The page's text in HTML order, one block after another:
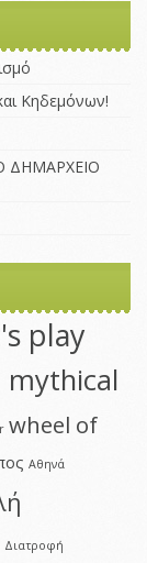
Κηδεμόνων!
ΔΗΜΑΡΧΕΙΟ
play
mythical
wheel of
Αθηνά
Διατροφή